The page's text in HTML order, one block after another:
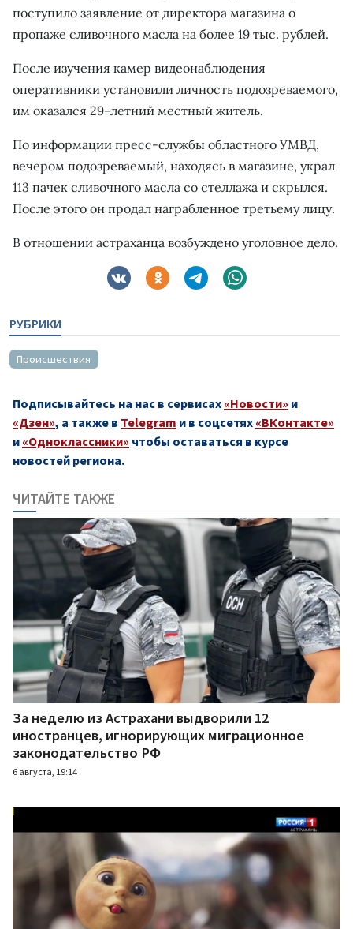
поступило заявление от директора магазина о
пропаже сливочного масла на более 19 тыс. рублей.
После изучения камер видеонаблюдения
оперативники установили личность подозреваемого,
им оказался 29-летний местный житель.
По информации пресс-службы областного УМВД,
вечером подозреваемый, находясь в магазине, украл
113 пачек сливочного масла со стеллажа и скрылся.
После этого он продал награбленное третьему лицу.
В отношении астраханца возбуждено уголовное дело.
РУБРИКИ
Происшествия
Подписывайтесь на нас в сервисах «Новости» и
«Дзен», а также в Telegram и в соцсетях «ВКонтакте»
и «Одноклассники» чтобы оставаться в курсе
новостей региона.
ЧИТАЙТЕ ТАКЖЕ
За неделю из Астрахани выдворили 12
иностранцев, игнорирующих миграционное
законодательство РФ
6 августа, 19:14